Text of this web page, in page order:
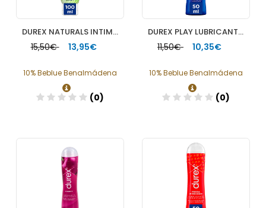
DUREX NATURALS INTIMATE GEL PURE 100 ML
15,50€ 13,95€
10% Beblue Benalmádena
(0)
Añadir
DUREX PLAY LUBRICANTE BASIC GEL 50ML
11,50€ 10,35€
10% Beblue Benalmádena
(0)
Añadir